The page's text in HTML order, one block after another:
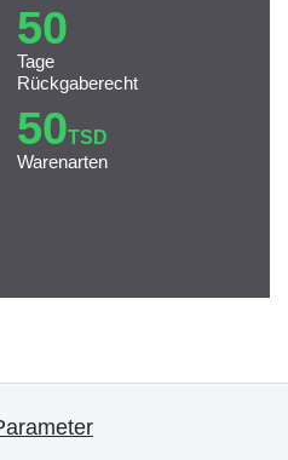
50
Tage
Rückgaberecht
50TSD
Warenarten